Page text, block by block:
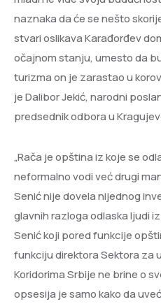
naznaka da će se nešto
stvari oslikava Karađorđev
očajnom stanju, umesto da
turizma on je zarastao u
je Dalibor Jekić, narodni
predsednik odbora u
„Rača je opština iz koje se
neformalno vodi već drugi
Senić nije dovela nijednog
glavnih razloga odlaska ljudi
Senić koji pored funkcije
funkciju direktora Sektora za
Koridorima Srbije ne brine o
opsesija je samo kako da